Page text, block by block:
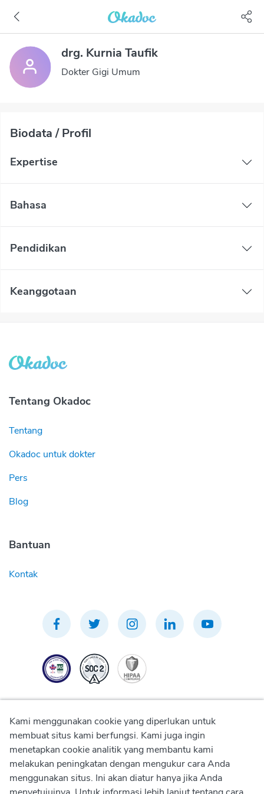
drg. Kurnia Taufik
Dokter Gigi Umum
Biodata / Profil
Expertise
Bahasa
Pendidikan
Keanggotaan
Tentang Okadoc
Tentang
Okadoc untuk dokter
Pers
Blog
Bantuan
Kontak
Kebijakan Privasi
Kebijakan Penggunaan
Kami menggunakan cookie yang diperlukan untuk
membuat situs kami berfungsi. Kami juga ingin
menetapkan cookie analitik yang membantu kami
melakukan peningkatan dengan mengukur cara Anda
menggunakan situs. Ini akan diatur hanya jika Anda